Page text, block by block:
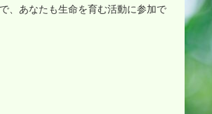
、あなたも生命を育む活動に参加で